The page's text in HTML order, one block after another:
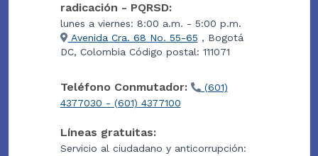
radicación - PQRSD:
lunes a viernes: 8:00 a.m. - 5:00 p.m.
Avenida Cra. 68 No. 55-65 , Bogotá
DC, Colombia Código postal: 111071
Teléfono Conmutador:
(601)
4377030 - (601) 4377100
Líneas gratuitas:
Servicio al ciudadano y anticorrupción: